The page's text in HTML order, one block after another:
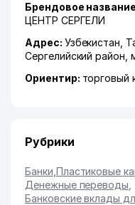
Брендовое
ЦЕНТР СЕРГЕЛИ
Адрес: Узбекистан,
Сергелийский район ,
Ориентир:
Рубрики
Банки Пластиковые
Денежные переводы
Банковские вклады